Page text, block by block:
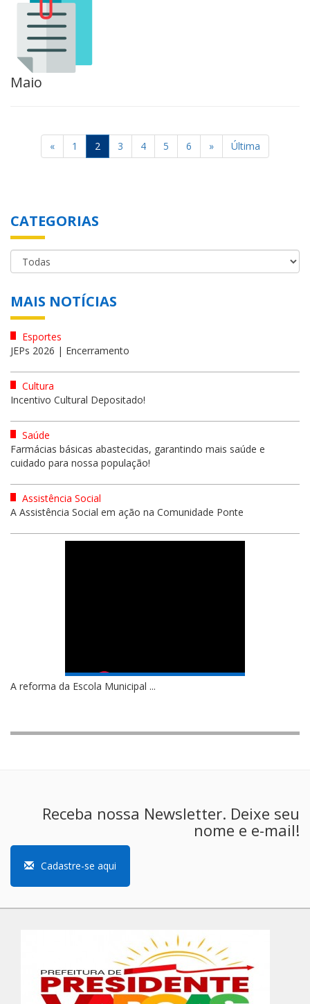
Maio
« 1 2 3 4 5 6 » Última
CATEGORIAS
MAIS NOTÍCIAS
Esportes
JEPs 2026 | Encerramento
Cultura
Incentivo Cultural Depositado!
Saúde
Farmácias básicas abastecidas, garantindo mais saúde e
cuidado para nossa população!
Assistência Social
A Assistência Social em ação na Comunidade Ponte
A reforma da Escola Municipal ...
Receba nossa Newsletter. Deixe seu
nome e e-mail!
Cadastre-se aqui